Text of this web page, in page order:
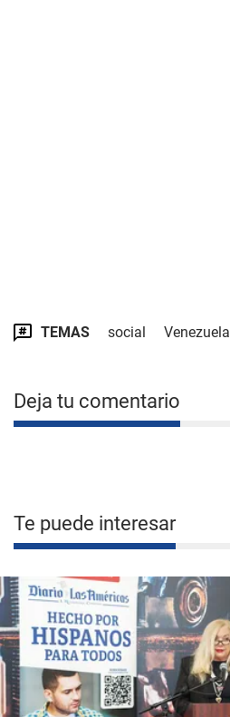
TEMAS social Venezuela
Deja tu comentario
Te puede interesar